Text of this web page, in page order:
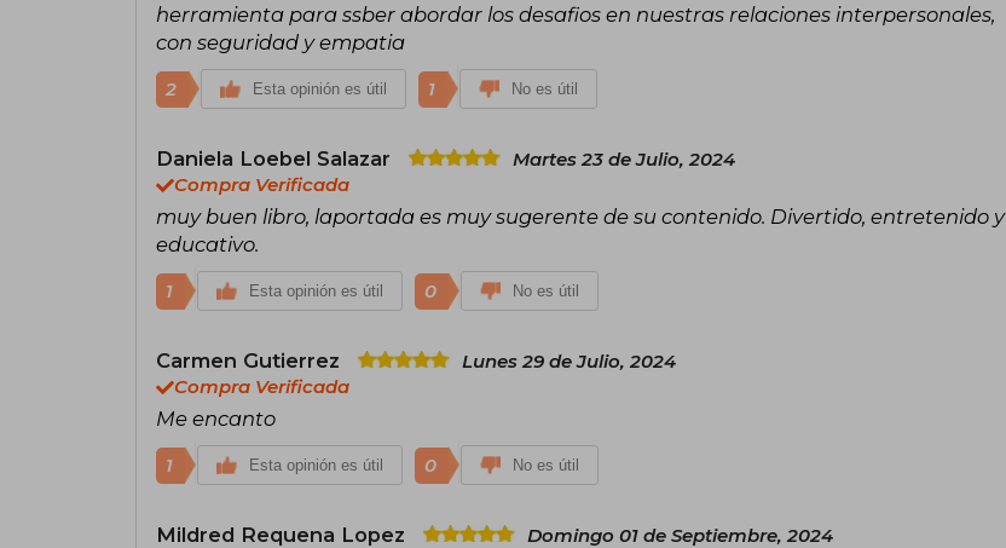
herramienta para ssber abordar los desafios en nuestras relaciones interpersonales,
con seguridad y empatia
2 Esta opinión es útil 1 No es útil
Daniela Loebel Salazar
Martes 23 de Julio, 2024
Compra Verificada
muy buen libro, laportada es muy sugerente de su contenido. Divertido, entretenido y
educativo.
1 Esta opinión es útil 0 No es útil
Carmen Gutierrez
Lunes 29 de Julio, 2024
Compra Verificada
Me encanto
1 Esta opinión es útil 0 No es útil
Mildred Requena Lopez
Domingo 01 de Septiembre, 2024